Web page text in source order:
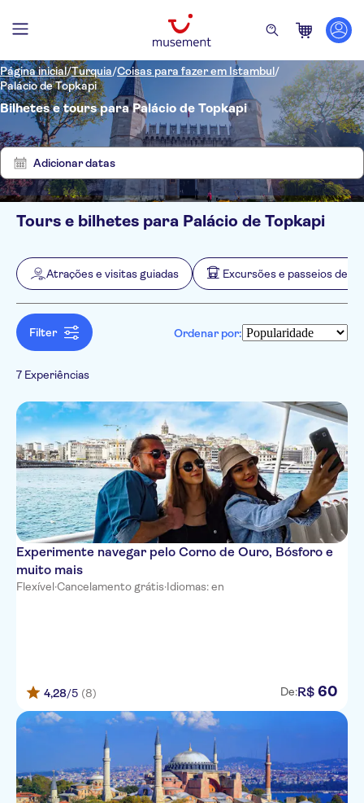
Página inicial/Turquia/Coisas para fazer em Istambul/
Palácio de Topkapi
Bilhetes e tours para Palácio de Topkapi
Adicionar datas
FiltrosPreço (por adulto)
Mín. R$ Máx. R$
NO-PICKUP
Opções de ingressos
Cancelamento gratuito
Confirmação instantânea
Taxas de entrada incluídas
Voucher eletrônico
Tour guiado
Pule a fila
Refeição incluída
Grupo pequeno
Tour com audio guia
Categorias
Atrações e visitas guiadas
Monumentos
Excursões e passeios de um dia
Imperdíveis
Cidade
Idomas
Inglês
EliminarMostrar
7
resultados
Tours e bilhetes para Palácio de Topkapi
Atrações e visitas guiadas Excursões e passeios de
Filter Ordenar por:
7 Experiências
Experimente navegar pelo Corno de Ouro, Bósforo e
muito mais
Flexível·Cancelamento grátis·Idiomas: en
4,28/5 (8) De:R$ 60